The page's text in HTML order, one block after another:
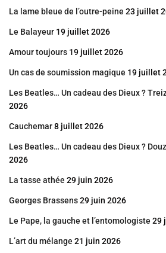
La lame bleue de l’outre-peine 23 juillet
Le Balayeur 19 juillet 2026
Amour toujours 19 juillet 2026
Un cas de soumission magique 19 juillet
Les Beatles… Un cadeau des Dieux ?
2026
Cauchemar8 juillet 2026
Les Beatles… Un cadeau des Dieux ?
2026
La tasse athée 29 juin 2026
Georges Brassens29 juin 2026
Le Pape, la gauche et l’entomologiste 29
L’art du mélange 21 juin 2026